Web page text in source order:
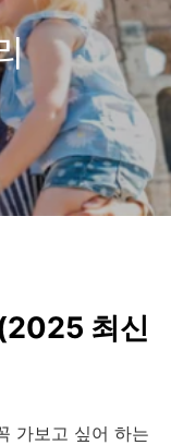
최신
가보고 싶어 하는